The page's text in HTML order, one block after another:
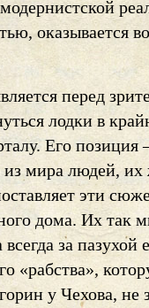
оказывается
перед
лодки в
Его
мира людей, их
эти
дома. Их так
за пазухой
«рабства»,
у Чехова, не